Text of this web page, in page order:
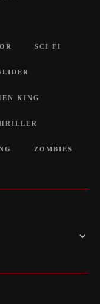
SCI FI
KING
ZOMBIES